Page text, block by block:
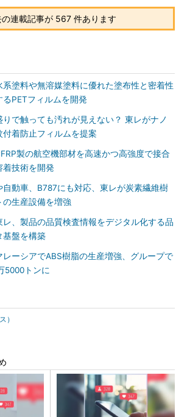
の連載記事が 567 件あります
系塗料や無溶媒塗料に優れた塗布性と密着性
るPETフィルムを開発
りで触っても汚れが見えない？ 東レがナノ
付着防止フィルムを提案
製の航空機部材を高速かつ高強度で接合
着技術を開発
自動車、B787にも対応、東レが炭素繊維樹
の生産設備を増強
レ、製品の品質検査情報をデジタル化する品
基盤を構築
レーシアでABS樹脂の生産増強、グループで
5000トンに
）